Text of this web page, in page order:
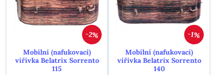
2%
Mobilní (nafukovací)
vířivka Belatrix Sorrento
115
1%
Mobilní (nafukovací)
vířivka Belatrix Sorrento
140